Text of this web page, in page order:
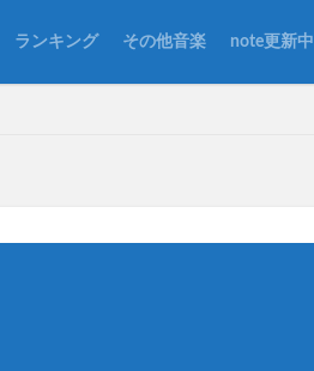
ランキング その他音楽 note更新中